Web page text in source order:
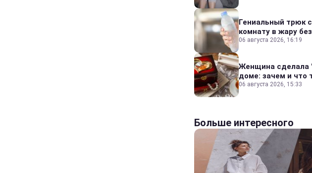
Гениальный трюк
комнату в жару
06 августа 2026, 16:19
Женщина сделала
доме: зачем и что
06 августа 2026, 15:33
Больше интересного